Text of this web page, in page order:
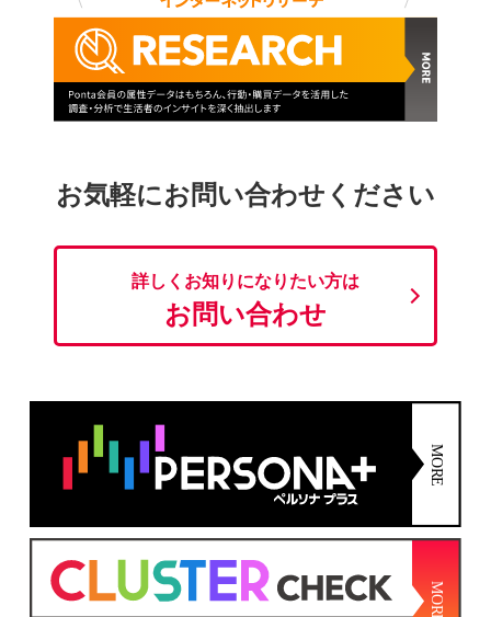
お気軽にお問い合わせください
詳しくお知りになりたい方は
お問い合わせ